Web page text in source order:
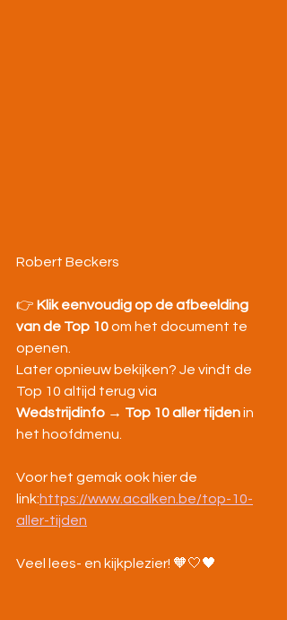
Robert Beckers
👉 Klik eenvoudig op de afbeelding
van de Top 10 om het document te
openen.
Later opnieuw bekijken? Je vindt de
Top 10 altijd terug via
Wedstrijdinfo → Top 10 aller tijden in
het hoofdmenu.
Voor het gemak ook hier de
link:https://www.acalken.be/top-10-
aller-tijden
Veel lees- en kijkplezier! 🧡🤍🖤